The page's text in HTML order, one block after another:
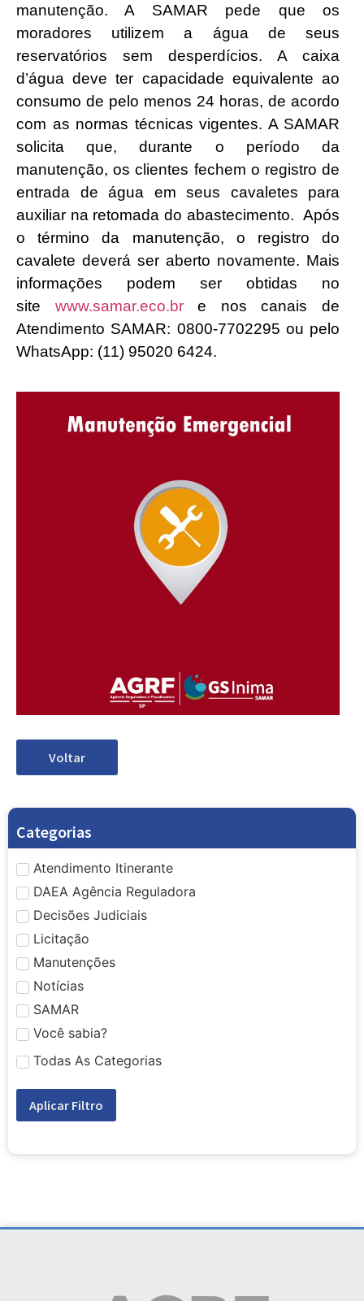
manutenção. A SAMAR pede que os
moradores utilizem a água de seus
reservatórios sem desperdícios. A caixa
d’água deve ter capacidade equivalente ao
consumo de pelo menos 24 horas, de acordo
com as normas técnicas vigentes. A SAMAR
solicita que, durante o período da
manutenção, os clientes fechem o registro de
entrada de água em seus cavaletes para
auxiliar na retomada do abastecimento. Após
o término da manutenção, o registro do
cavalete deverá ser aberto novamente. Mais
informações podem ser obtidas no
site www.samar.eco.bre nos canais de
Atendimento SAMAR: 0800-7702295 ou pelo
WhatsApp: (11) 95020 6424.
Voltar
Categorias
Atendimento Itinerante
DAEA Agência Reguladora
Decisões Judiciais
Licitação
Manutenções
Notícias
SAMAR
Você sabia?
Todas As Categorias
Aplicar Filtro